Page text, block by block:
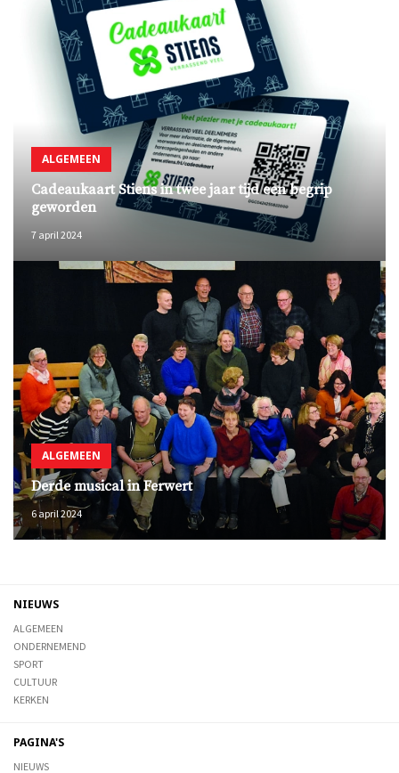
ALGEMEEN
Cadeaukaart Stiens in twee jaar tijd een begrip
geworden
7 april 2024
ALGEMEEN
Derde musical in Ferwert
6 april 2024
NIEUWS
ALGEMEEN
ONDERNEMEND
SPORT
CULTUUR
KERKEN
PAGINA'S
NIEUWS